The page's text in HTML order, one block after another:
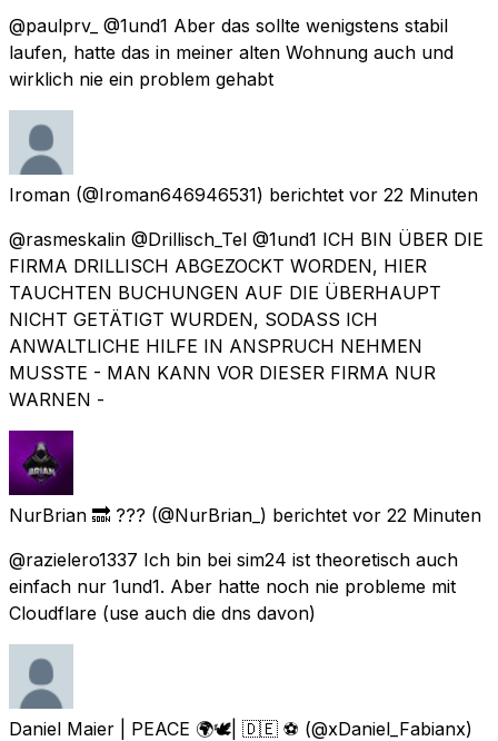
@paulprv_ @1und1 Aber das sollte wenigstens stabil
laufen, hatte das in meiner alten Wohnung auch und
wirklich nie ein problem gehabt
Iroman (@Iroman646946531) berichtet vor 22 Minuten
@rasmeskalin @Drillisch_Tel @1und1 ICH BIN ÜBER DIE
FIRMA DRILLISCH ABGEZOCKT WORDEN, HIER
TAUCHTEN BUCHUNGEN AUF DIE ÜBERHAUPT
NICHT GETÄTIGT WURDEN, SODASS ICH
ANWALTLICHE HILFE IN ANSPRUCH NEHMEN
MUSSTE - MAN KANN VOR DIESER FIRMA NUR
WARNEN -
NurBrian 🔜 ??? (@NurBrian_) berichtet vor 22 Minuten
@razielero1337 Ich bin bei sim24 ist theoretisch auch
einfach nur 1und1. Aber hatte noch nie probleme mit
Cloudflare (use auch die dns davon)
Daniel Maier | PEACE 🌍🕊| 🇩🇪 ⚽️ (@xDaniel_Fabianx)